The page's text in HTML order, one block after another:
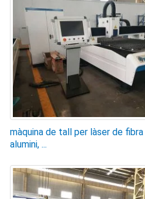
màquina de tall per làser de
alumini, ...